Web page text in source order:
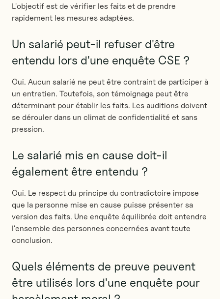
L'objectif est de vérifier les faits et de prendre
rapidement les mesures adaptées.
Un salarié peut-il refuser d'être
entendu lors d'une enquête CSE ?
Oui. Aucun salarié ne peut être contraint de participer à
un entretien. Toutefois, son témoignage peut être
déterminant pour établir les faits. Les auditions doivent
se dérouler dans un climat de confidentialité et sans
pression.
Le salarié mis en cause doit-il
également être entendu ?
Oui. Le respect du principe du contradictoire impose
que la personne mise en cause puisse présenter sa
version des faits. Une enquête équilibrée doit entendre
l'ensemble des personnes concernées avant toute
conclusion.
Quels éléments de preuve peuvent
être utilisés lors d'une enquête pour